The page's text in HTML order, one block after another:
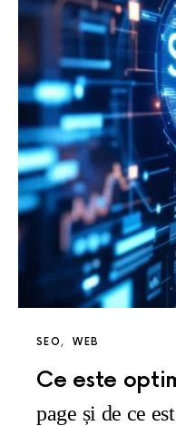
SEO WEB
Ce este
page și de ce